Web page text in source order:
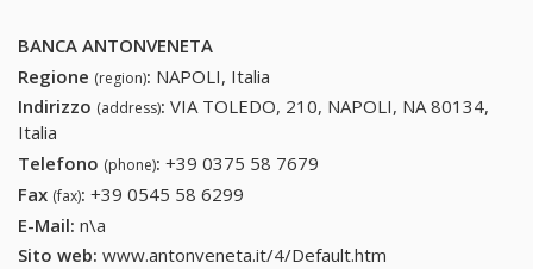
BANCA ANTONVENETA
Regione (region): NAPOLI, Italia
Indirizzo (address): VIA TOLEDO, 210, NAPOLI, NA 80134,
Italia
Telefono (phone): +39 0375 58 7679
Fax (fax): +39 0545 58 6299
E-Mail: n\a
Sito web: www.antonveneta.it/4/Default.htm